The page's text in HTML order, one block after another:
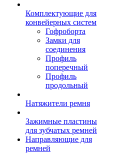
Комплектующие для
конвейерных систем
Гофроборта
Замки для
соединения
Профиль
поперечный
Профиль
продольный
Натяжители ремня
Зажимные пластины
для зубчатых ремней
Направляющие для
ремней